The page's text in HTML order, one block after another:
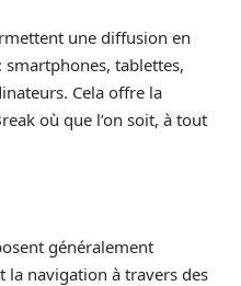
une diffusion en
tablettes,
Cela offre la
où que l’on soit, à tout
généralement
la navigation à travers des